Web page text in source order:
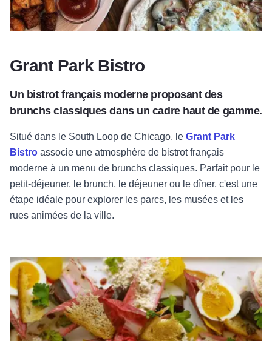
Grant Park Bistro
Un bistrot français moderne proposant des
brunchs classiques dans un cadre haut de gamme.
Situé dans le South Loop de Chicago, le Grant Park
Bistro associe une atmosphère de bistrot français
moderne à un menu de brunchs classiques. Parfait pour le
petit-déjeuner, le brunch, le déjeuner ou le dîner, c'est une
étape idéale pour explorer les parcs, les musées et les
rues animées de la ville.